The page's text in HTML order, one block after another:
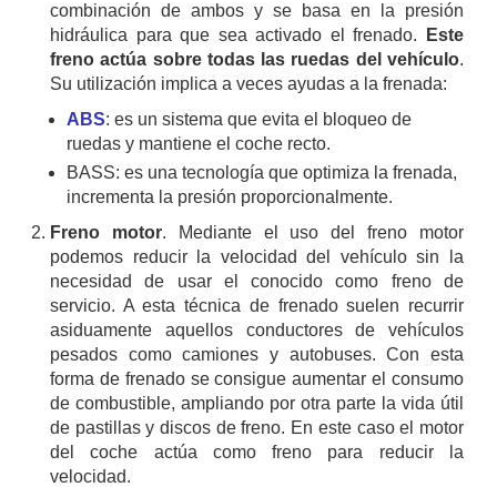
combinación de ambos y se basa en la presión
hidráulica para que sea activado el frenado. Este
freno actúa sobre todas las ruedas del vehículo.
Su utilización implica a veces ayudas a la frenada:
ABS: es un sistema que evita el bloqueo de
ruedas y mantiene el coche recto.
BASS: es una tecnología que optimiza la frenada,
incrementa la presión proporcionalmente.
Freno motor. Mediante el uso del freno motor
podemos reducir la velocidad del vehículo sin la
necesidad de usar el conocido como freno de
servicio. A esta técnica de frenado suelen recurrir
asiduamente aquellos conductores de vehículos
pesados como camiones y autobuses. Con esta
forma de frenado se consigue aumentar el consumo
de combustible, ampliando por otra parte la vida útil
de pastillas y discos de freno. En este caso el motor
del coche actúa como freno para reducir la
velocidad.